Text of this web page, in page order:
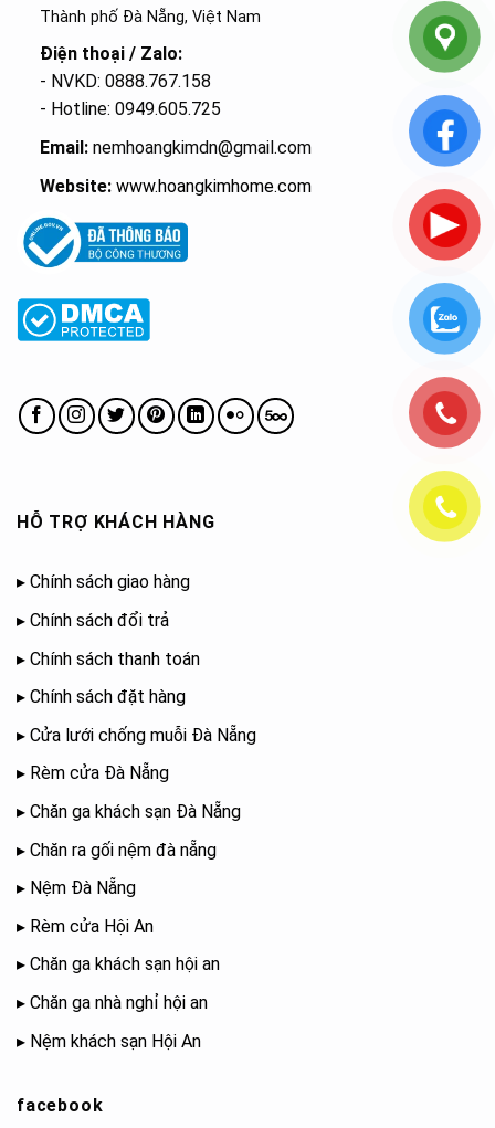
Thành phố Đà Nẵng, Việt Nam
Điện thoại / Zalo:
- NVKD: 0888.767.158
- Hotline: 0949.605.725
Email:nemhoangkimdn@gmail.com
Website: www.hoangkimhome.com
HỖ TRỢ KHÁCH HÀNG
▸ Chính sách giao hàng
▸ Chính sách đổi trả
▸ Chính sách thanh toán
▸ Chính sách đặt hàng
▸ Cửa lưới chống muỗi Đà Nẵng
▸ Rèm cửa Đà Nẵng
▸ Chăn ga khách sạn Đà Nẵng
▸ Chăn ra gối nệm đà nẵng
▸ Nệm Đà Nẵng
▸ Rèm cửa Hội An
▸ Chăn ga khách sạn hội an
▸ Chăn ga nhà nghỉ hội an
▸ Nệm khách sạn Hội An
facebook